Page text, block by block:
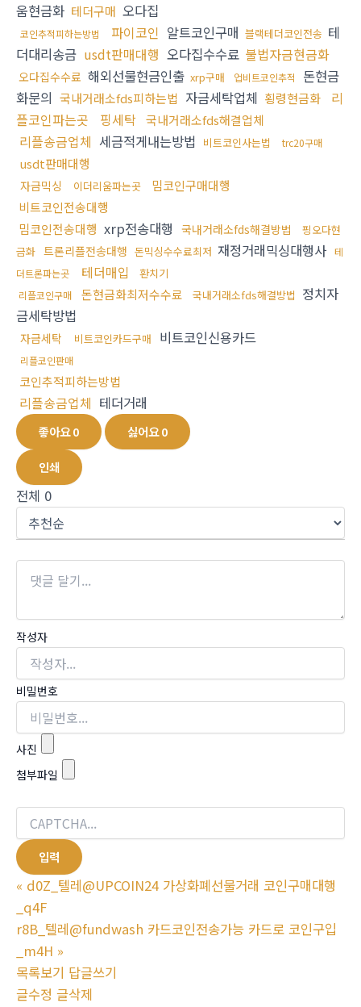
움현금화 테더구매 오다집
코인추적피하는방법 파이코인 알트코인구매 블랙테더코인전송 테
더대리송금 usdt판매대행 오다집수수료 불법자금현금화
오다집수수료 해외선물현금인출 xrp구매 업비트코인추적
돈현금
화문의 국내거래소fds피하는법 자금세탁업체 횡령현금화
리
플코인파는곳
핑세탁 국내거래소fds해결업체
리플송금업체 세금적게내는방법 비트코인사는법 trc20구매
usdt판매대행
자금믹싱 이더리움파는곳
밈코인구매대행
비트코인전송대행
밈코인전송대행 xrp전송대행 국내거래소fds해결방법
핑오다현
금화 트론리플전송대행 돈믹싱수수료최저 재정거래믹싱대행사 테
더트론파는곳
테더매입 환치기
리플코인구매 돈현금화최저수수료 국내거래소fds해결방법 정치자
금세탁방법
자금세탁 비트코인카드구매 비트코인신용카드
리플코인판매
코인추적피하는방법
리플송금업체 테더거래
좋아요0 싫어요0
인쇄
전체 0
작성자
비밀번호
사진
첨부파일
« d0Z_텔레@UPCOIN24 가상화폐선물거래 코인구매대행
_q4F
r8B_텔레@fundwash 카드코인전송가능 카드로 코인구입
_m4H »
목록보기 답글쓰기
글수정 글삭제